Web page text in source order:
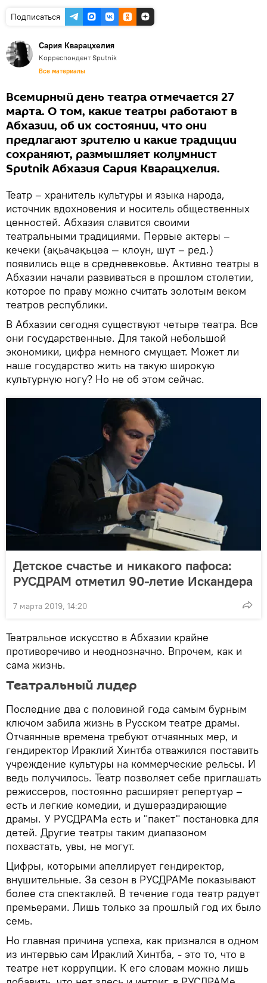
Подписаться
Сария Кварацхелия
Корреспондент Sputnik
Все материалы
Всемирный день театра отмечается 27
марта. О том, какие театры работают в
Абхазии, об их состоянии, что они
предлагают зрителю и какие традиции
сохраняют, размышляет колумнист
Sputnik Абхазия Сария Кварацхелия.
Театр – хранитель культуры и языка народа,
источник вдохновения и носитель общественных
ценностей. Абхазия славится своими
театральными традициями. Первые актеры –
кечеки (ақьачақьцәа — клоун, шут – ред.)
появились еще в средневековье. Активно театры в
Абхазии начали развиваться в прошлом столетии,
которое по праву можно считать золотым веком
театров республики.
В Абхазии сегодня существуют четыре театра. Все
они государственные. Для такой небольшой
экономики, цифра немного смущает. Может ли
наше государство жить на такую широкую
культурную ногу? Но не об этом сейчас.
Детское счастье и никакого пафоса:
РУСДРАМ отметил 90-летие Искандера
7 марта 2019, 14:20
Театральное искусство в Абхазии крайне
противоречиво и неоднозначно. Впрочем, как и
сама жизнь.
Театральный лидер
Последние два с половиной года самым бурным
ключом забила жизнь в Русском театре драмы.
Отчаянные времена требуют отчаянных мер, и
гендиректор Ираклий Хинтба отважился поставить
учреждение культуры на коммерческие рельсы. И
ведь получилось. Театр позволяет себе приглашать
режиссеров, постоянно расширяет репертуар –
есть и легкие комедии, и душераздирающие
драмы. У РУСДРАМа есть и "пакет" постановка для
детей. Другие театры таким диапазоном
похвастать, увы, не могут.
Цифры, которыми апеллирует гендиректор,
внушительные. За сезон в РУСДРАМе показывают
более ста спектаклей. В течение года театр радует
премьерами. Лишь только за прошлый год их было
семь.
Но главная причина успеха, как признался в одном
из интервью сам Ираклий Хинтба, - это то, что в
театре нет коррупции. К его словам можно лишь